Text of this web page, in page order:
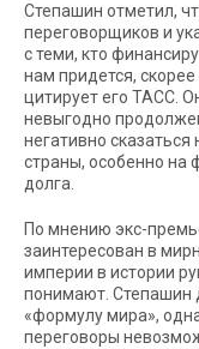
Степашин отметил,
переговорщиков и
с теми, кто
нам придется,
цитирует его ТАСС.
невыгодно
негативно
страны, особенно на
долга.
По мнению экс-
заинтересован в
империи в истории
понимают. Степашин
«формулу мира»,
переговоры